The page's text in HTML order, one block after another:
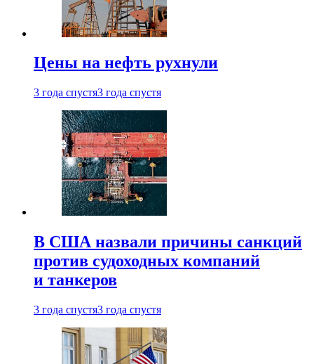
Цены на нефть рухнули
3 года спустя3 года спустя
В США назвали причины санкций
против судоходных компаний
и танкеров
3 года спустя3 года спустя